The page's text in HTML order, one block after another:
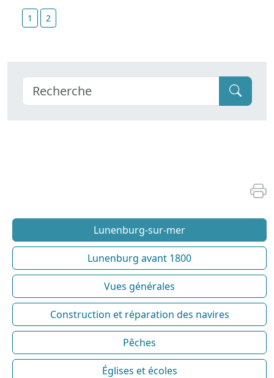
1 2
Lunenburg-sur-mer
Lunenburg avant 1800
Vues générales
Construction et réparation des navires
Pêches
Églises et écoles